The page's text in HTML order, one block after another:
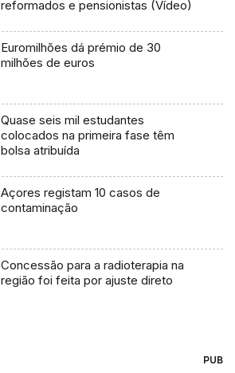
reformados e pensionistas (Vídeo)
Euromilhões dá prémio de 30
milhões de euros
Quase seis mil estudantes
colocados na primeira fase têm
bolsa atribuída
Açores registam 10 casos de
contaminação
Concessão para a radioterapia na
região foi feita por ajuste direto
PUB